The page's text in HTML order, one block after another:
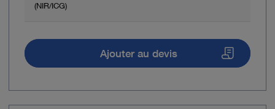
(NIR/ICG)
Ajouter au devis